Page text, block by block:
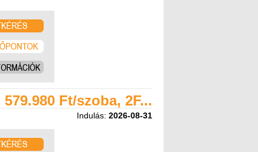
579.980 Ft/szoba, 2F...
Indulás: 2026-08-31